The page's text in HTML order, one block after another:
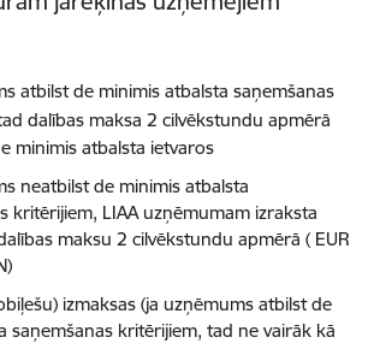
atbilst de minimis atbalsta saņemšanas
dalības maksa 2 cilvēkstundu apmērā
minimis atbalsta ietvaros
neatbilst de minimis atbalsta
kritērijiem, LIAA uzņēmumam izraksta
maksu 2 cilvēkstundu apmērā ( EUR
izmaksas (ja uzņēmums atbilst de
saņemšanas kritērijiem, tad ne vairāk kā